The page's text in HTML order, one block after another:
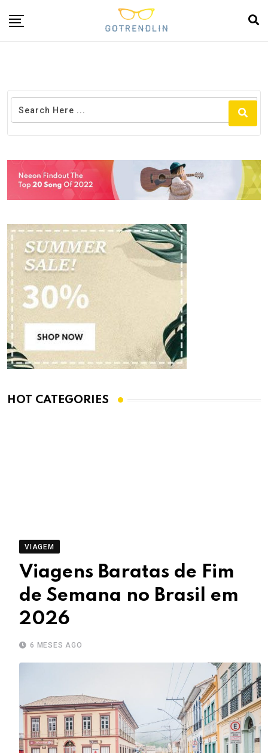
HOT CATEGORIES
VIAGEM
Viagens Baratas de Fim
de Semana no Brasil em
2026
6 MESES AGO